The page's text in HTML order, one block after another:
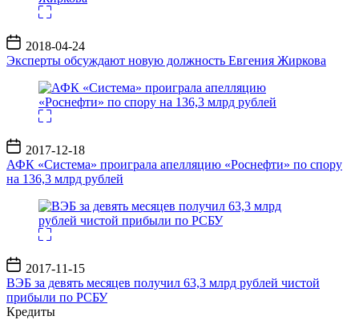
Дата
записи
2018-04-24
Эксперты обсуждают новую должность Евгения Жиркова
Дата
записи
2017-12-18
АФК «Система» проиграла апелляцию «Роснефти» по спору
на 136,3 млрд рублей
Дата
записи
2017-11-15
ВЭБ за девять месяцев получил 63,3 млрд рублей чистой
прибыли по РСБУ
Кредиты